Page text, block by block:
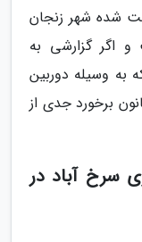
شده شهر زنجان
اگر گزارشی به
به وسیله دوربین
برخورد جدی از
سرخ آباد در